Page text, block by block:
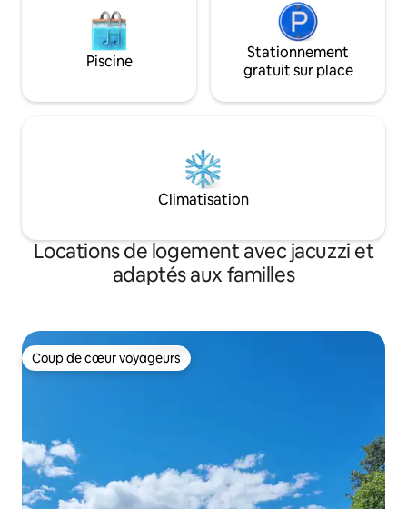
Piscine
Stationnement
gratuit sur place
Climatisation
Locations de logement avec jacuzzi et
adaptés aux familles
Coup de cœur voyageurs
Coup de cœur voyageurs